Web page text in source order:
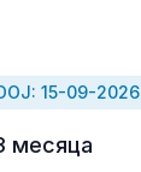
15-09-2026
месяца